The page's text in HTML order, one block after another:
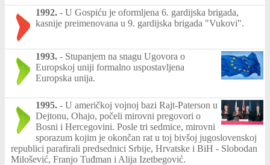
1992. - U Gospiću je oformljena 6. gardijska brigada,
kasnije preimenovana u 9. gardijska brigada "Vukovi".
1993. - Stupanjem na snagu Ugovora o
Europskoj uniji formalno uspostavljena
Europska unija.
1995. - U američkoj vojnoj bazi Rajt-Paterson u
Dejtonu, Ohajo, počeli mirovni pregovori o
Bosni i Hercegovini. Posle tri sedmice, mirovni
sporazum kojim je okončan rat u toj bivšoj jugoslovenskoj
republici parafirali predsednici Srbije, Hrvatske i BiH - Slobodan
Milošević, Franjo Tuđman i Alija Izetbegović.